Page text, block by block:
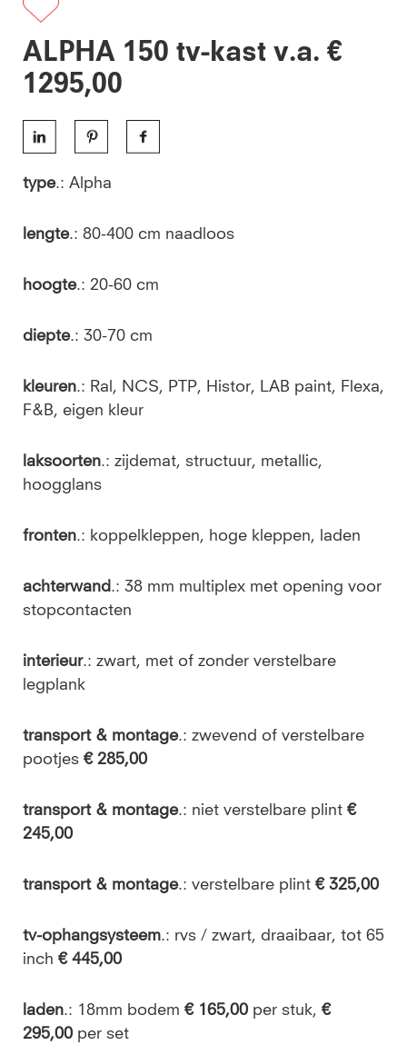
ALPHA 150 tv-kast v.a. €
1295,00
type.: Alpha
lengte.: 80-400 cm naadloos
hoogte.: 20-60 cm
diepte.: 30-70 cm
kleuren.: Ral, NCS, PTP, Histor, LAB paint, Flexa,
F&B, eigen kleur
laksoorten.: zijdemat, structuur, metallic,
hoogglans
fronten.: koppelkleppen, hoge kleppen, laden
achterwand.: 38 mm multiplex met opening voor
stopcontacten
interieur.: zwart, met of zonder verstelbare
legplank
transport & montage.: zwevend of verstelbare
pootjes € 285,00
transport & montage.: niet verstelbare plint €
245,00
transport & montage.: verstelbare plint € 325,00
tv-ophangsysteem.: rvs / zwart, draaibaar, tot 65
inch € 445,00
laden.: 18mm bodem € 165,00 per stuk, €
295,00 per set